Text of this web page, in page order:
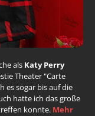
als Katy Perry
Theater "Carte
es sogar bis auf die
hatte ich das große
konnte. Mehr